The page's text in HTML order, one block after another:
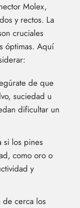
Molex,
y rectos. La
cruciales
óptimas. Aquí
de que
suciedad u
dificultar un
si los pines
como oro o
y
de cerca los